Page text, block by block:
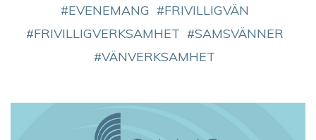
EVENEMANG
FRIVILLIGVÄN
FRIVILLIGVERKSAMHET
SAMSVÄNNER
VÄNVERKSAMHET